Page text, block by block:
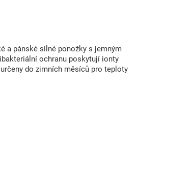
a pánské silné ponožky s jemným
ochranu poskytují ionty
do zimních měsíců pro teploty